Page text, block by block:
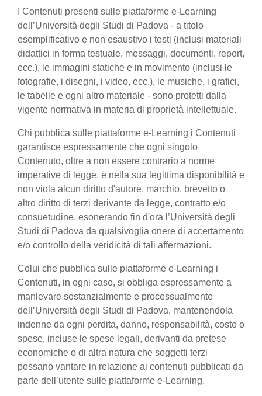
I Contenuti presenti sulle piattaforme e-Learning
dell’Università degli Studi di Padova - a titolo
esemplificativo e non esaustivo i testi (inclusi materiali
didattici in forma testuale, messaggi, documenti, report,
ecc.), le immagini statiche e in movimento (inclusi le
fotografie, i disegni, i video, ecc.), le musiche, i grafici,
le tabelle e ogni altro materiale - sono protetti dalla
vigente normativa in materia di proprietà intellettuale.
Chi pubblica sulle piattaforme e-Learning i Contenuti
garantisce espressamente che ogni singolo
Contenuto, oltre a non essere contrario a norme
imperative di legge, è nella sua legittima disponibilità e
non viola alcun diritto d'autore, marchio, brevetto o
altro diritto di terzi derivante da legge, contratto e/o
consuetudine, esonerando fin d'ora l’Università degli
Studi di Padova da qualsivoglia onere di accertamento
e/o controllo della veridicità di tali affermazioni.
Colui che pubblica sulle piattaforme e-Learning i
Contenuti, in ogni caso, si obbliga espressamente a
manlevare sostanzialmente e processualmente
dell’Università degli Studi di Padova, mantenendola
indenne da ogni perdita, danno, responsabilità, costo o
spese, incluse le spese legali, derivanti da pretese
economiche o di altra natura che soggetti terzi
possano vantare in relazione ai contenuti pubblicati da
parte dell’utente sulle piattaforme e-Learning.